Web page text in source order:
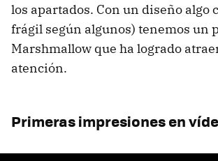
los apartados. Con un diseño algo
frágil según algunos) tenemos un
Marshmallow que ha logrado
atención.
Primeras impresiones en